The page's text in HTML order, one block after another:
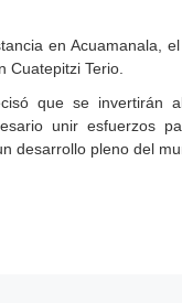
en Acuamanala,
Cuatepitzi Terio.
que se invertirán
unir esfuerzos
desarrollo pleno del